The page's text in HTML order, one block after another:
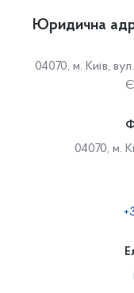
Юридична
04070, м. Київ,
04070, м.